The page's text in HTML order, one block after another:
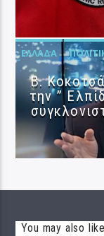
ΕΛΛΆΔΑ
Β.
την ”
You may also like